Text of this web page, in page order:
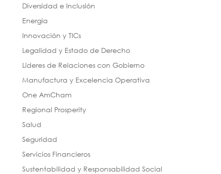
Diversidad e Inclusión
Energía
Innovación y TICs
Legalidad y Estado de Derecho
Líderes de Relaciones con Gobierno
Manufactura y Excelencia Operativa
One AmCham
Regional Prosperity
Salud
Seguridad
Servicios Financieros
Sustentabilidad y Responsabilidad Social